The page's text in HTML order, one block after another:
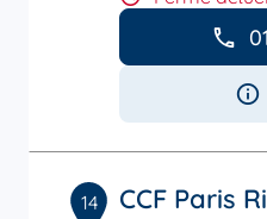
14 CCF Paris